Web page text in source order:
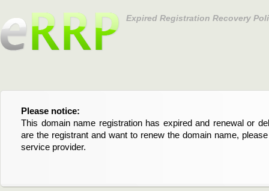
Expired Registration Recovery
Please notice:
This domain name registration has expired and renewal or
are the registrant and want to renew the domain name,
service provider.
Bitte beachten Sie:
Diese Domainregistrierung ist abgelaufen und die
Domain stehen an. Wenn Sie der Registrant sind und
verlängern möchten, kontaktieren Sie bitte Ihren Service-